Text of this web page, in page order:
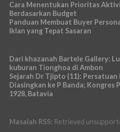
Cara Menentukan Prioritas
Berdasarkan Budget
Panduan Membuat Buyer
Iklan yang Tepat Sasaran
Dari khazanah Bartele Gallery:
kuburan Tionghoa di Ambon
Sejarah Dr Tjipto (11): Persatuan
Diasingkan ke P Banda; Kongres
1928, Batavia
Masalah RSS: Retrieved